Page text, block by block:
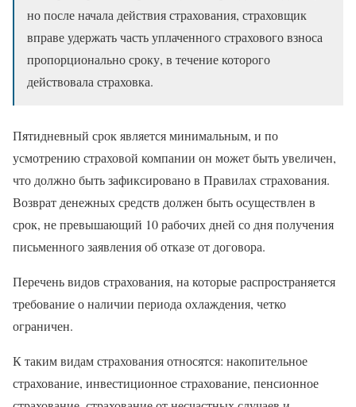
но после начала действия страхования, страховщик
вправе удержать часть уплаченного страхового взноса
пропорционально сроку, в течение которого
действовала страховка.
Пятидневный срок является минимальным, и по
усмотрению страховой компании он может быть увеличен,
что должно быть зафиксировано в Правилах страхования.
Возврат денежных средств должен быть осуществлен в
срок, не превышающий 10 рабочих дней со дня получения
письменного заявления об отказе от договора.
Перечень видов страхования, на которые распространяется
требование о наличии периода охлаждения, четко
ограничен.
К таким видам страхования относятся: накопительное
страхование, инвестиционное страхование, пенсионное